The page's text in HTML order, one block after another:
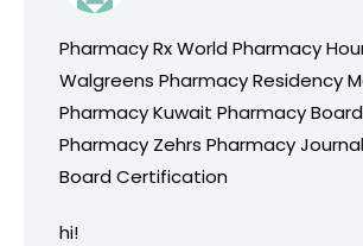
Pharmacy Rx World Pharmacy
Walgreens Pharmacy Residency
Pharmacy Kuwait Pharmacy
Pharmacy Zehrs Pharmacy
Board Certification
hi!